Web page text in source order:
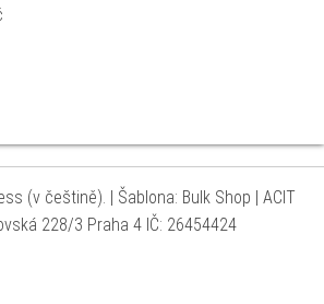
(v češtině). | Šablona: Bulk Shop | ACIT
228/3 Praha 4 IČ: 26454424